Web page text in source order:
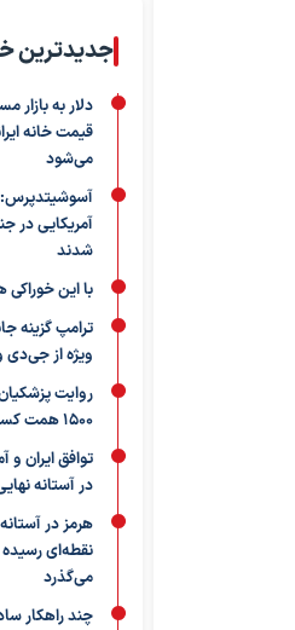
جدیدترین
دلار به بازار
قیمت خانه
می‌شود
آمریکایی در
شدند
با این خوراکی
ترامپ گزینه
ویژه از
روایت
۱۵۰۰ همت کسری بودجه تحویل گرفتیم
توافق ایران و
در آستانه
هرمز در
نقطه‌ای رسیده
می‌گذرد
چند راهکار